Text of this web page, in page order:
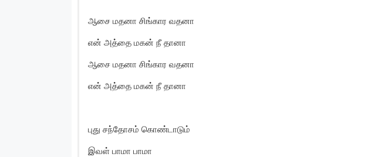
ஆசை மதனா சிங்கார வதனா
என் அத்தை மகன் நீ தானா
ஆசை மதனா சிங்கார வதனா
என் அத்தை மகன் நீ தானா
புது சந்தோசம் கொண்டாடும்
இவள் பாமா பாமா